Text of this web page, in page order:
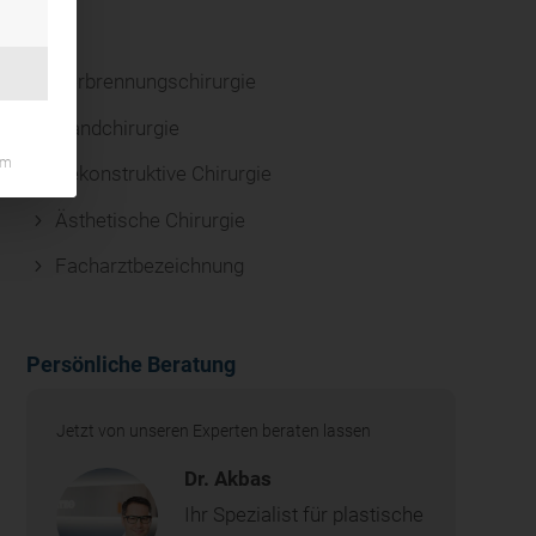
Verbrennungschirurgie
Handchirurgie
Rekonstruktive Chirurgie
Ästhetische Chirurgie
Facharztbezeichnung
Persönliche Beratung
Jetzt von unseren Experten beraten lassen
Dr. Akbas
Ihr Spezialist für plastische